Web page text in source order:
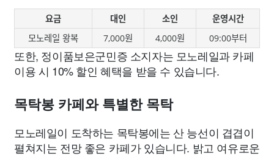
요금 대인 소인
운영시간
모노레일 왕복
7,000원 4,000원 09:00부터
또한, 정이품보은군민증 소지자는 모노레일과 카페
이용 시 10% 할인 혜택을 받을 수 있습니다.
목탁봉 카페와 특별한 목탁
모노레일이 도착하는 목탁봉에는 산 능선이 겹겹이
펼쳐지는 전망 좋은 카페가 있습니다. 밝고 여유로운